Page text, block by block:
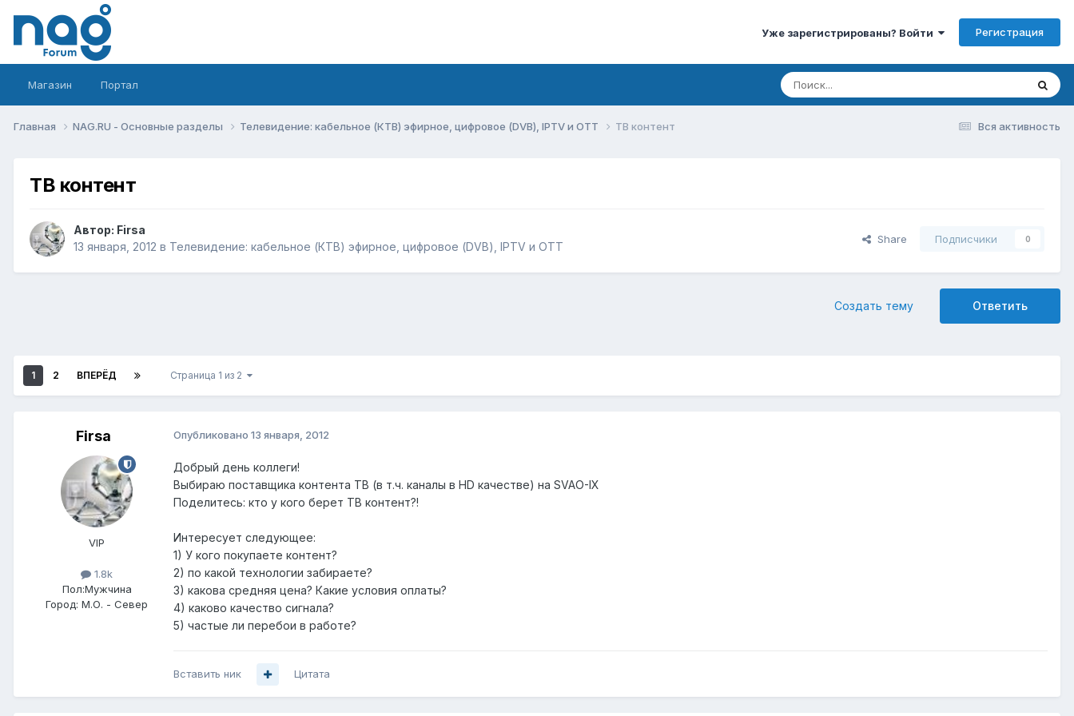
Уже зарегистрированы? Войти Регистрация
Магазин Портал
Вся активность
Главная NAG.RU - Основные разделы Телевидение: кабельное (КТВ) эфирное, цифровое (DVB), IPTV и OTT ТВ контент
ТВ контент
Автор: Firsa
13 января, 2012 в Телевидение: кабельное (КТВ) эфирное, цифровое (DVB), IPTV и OTT
Share Подписчики 0
Ответить
Создать тему
1 2 ВПЕРЁД Страница 1 из 2
Firsa
VIP
1.8k
Пол:Мужчина
Город: М.О. - Север
Опубликовано 13 января, 2012
Добрый день коллеги!
Выбираю поставщика контента ТВ (в т.ч. каналы в HD качестве) на SVAO-IX
Поделитесь: кто у кого берет ТВ контент?!
Интересует следующее:
1) У кого покупаете контент?
2) по какой технологии забираете?
3) какова средняя цена? Какие условия оплаты?
4) каково качество сигнала?
5) частые ли перебои в работе?
Вставить ник Цитата